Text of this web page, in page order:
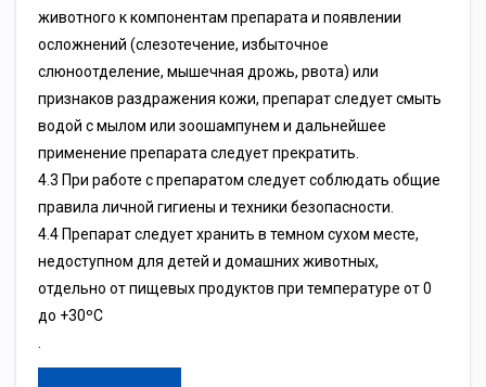
животного к компонентам препарата и появлении
осложнений (слезотечение, избыточное
слюноотделение, мышечная дрожь, рвота) или
признаков раздражения кожи, препарат следует смыть
водой с мылом или зоошампунем и дальнейшее
применение препарата следует прекратить.
4.3 При работе c препаратом следует соблюдать общие
правила личной гигиены и техники безопасности.
4.4 Препарат следует хранить в темном сухом месте,
недоступном для детей и домашних животных,
отдельно от пищевых продуктов при температуре от 0
до +30ºС